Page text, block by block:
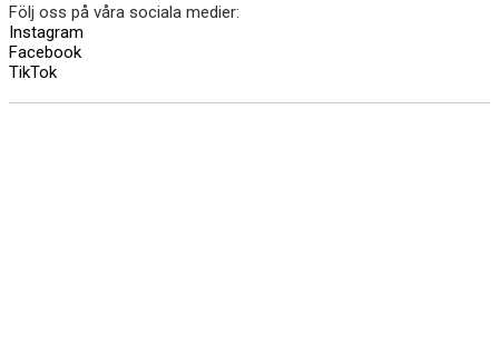
Följ oss på våra sociala medier:
Instagram
Facebook
TikTok